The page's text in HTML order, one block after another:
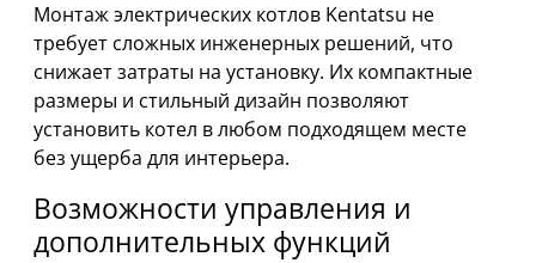
Монтаж электрических котлов Kentatsu не
требует сложных инженерных решений, что
снижает затраты на установку. Их компактные
размеры и стильный дизайн позволяют
установить котел в любом подходящем месте
без ущерба для интерьера.
Возможности управления и
дополнительных функций